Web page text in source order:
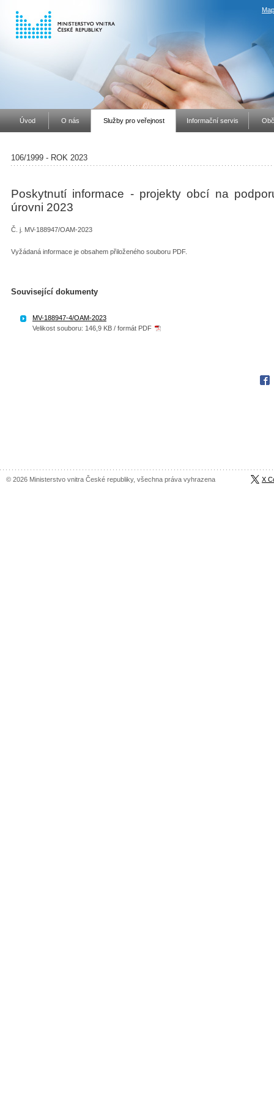
Úvod O nás Služby pro veřejnost Informační servis
106/1999 - ROK 2023
Poskytnutí informace - projekty obcí na
úrovni 2023
Č. j. MV-188947/OAM-2023
Vyžádaná informace je obsahem přiloženého souboru PDF.
Související dokumenty
MV-188947-4/OAM-2023
Velikost souboru: 146,9 KB / formát PDF
© 2026 Ministerstvo vnitra České republiky, všechna práva vyhrazena X